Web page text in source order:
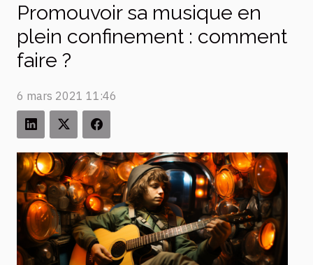
Promouvoir sa musique en
plein confinement : comment
faire ?
6 mars 2021 11:46